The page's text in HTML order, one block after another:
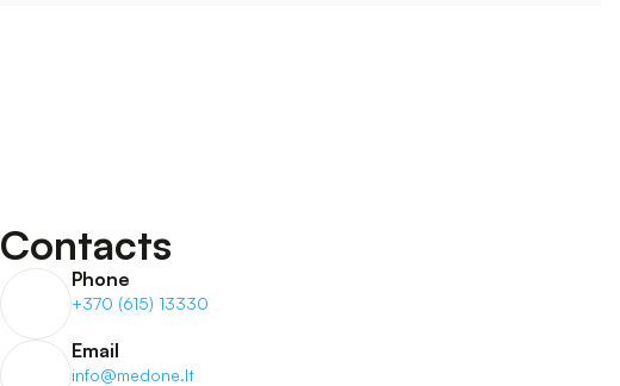
Contacts
Phone
+370 (615) 13330
Email
info@medone.lt